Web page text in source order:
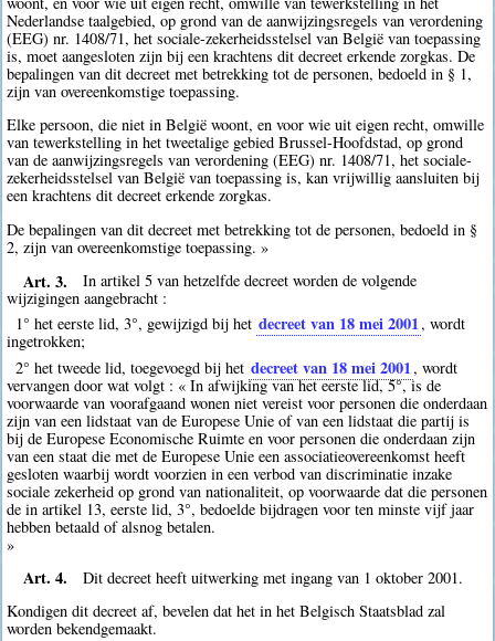
Nederlandse taalgebied, op grond van de aanwijzingsregels van verordening
(EEG) nr. 1408/71, het sociale-zekerheidsstelsel van België van toepassing
is, moet aangesloten zijn bij een krachtens dit decreet erkende zorgkas. De
bepalingen van dit decreet met betrekking tot de personen, bedoeld in § 1,
zijn van overeenkomstige toepassing.
Elke persoon, die niet in België woont, en voor wie uit eigen recht, omwille
van tewerkstelling in het tweetalige gebied Brussel-Hoofdstad, op grond
van de aanwijzingsregels van verordening (EEG) nr. 1408/71, het sociale-
zekerheidsstelsel van België van toepassing is, kan vrijwillig aansluiten bij
een krachtens dit decreet erkende zorgkas.
De bepalingen van dit decreet met betrekking tot de personen, bedoeld in §
2, zijn van overeenkomstige toepassing. »
Art. 3.
In artikel 5 van hetzelfde decreet worden de volgende
wijzigingen aangebracht :
1° het eerste lid, 3°, gewijzigd bij het decreet van 18 mei 2001, wordt
ingetrokken;
2° het tweede lid, toegevoegd bij het decreet van 18 mei 2001, wordt
vervangen door wat volgt : « In afwijking van het eerste lid, 5°, is de
voorwaarde van voorafgaand wonen niet vereist voor personen die onderdaan
zijn van een lidstaat van de Europese Unie of van een lidstaat die partij is
bij de Europese Economische Ruimte en voor personen die onderdaan zijn
van een staat die met de Europese Unie een associatieovereenkomst heeft
gesloten waarbij wordt voorzien in een verbod van discriminatie inzake
sociale zekerheid op grond van nationaliteit, op voorwaarde dat die personen
de in artikel 13, eerste lid, 3°, bedoelde bijdragen voor ten minste vijf jaar
hebben betaald of alsnog betalen.
»
Art. 4.
Dit decreet heeft uitwerking met ingang van 1 oktober 2001.
Kondigen dit decreet af, bevelen dat het in het Belgisch Staatsblad zal
worden bekendgemaakt.